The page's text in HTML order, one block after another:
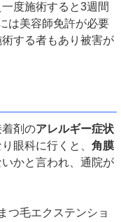
度施術すると3週間
は美容師免許が必要
する者もあり被害が
剤のアレルギー症状
眼科に行くと、 角膜
いかと言われ、通院が
つ毛エクステンショ